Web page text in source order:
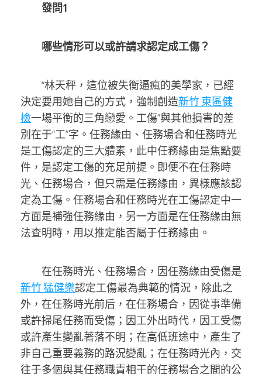
發問1
哪些情形可以或許請求認定成工傷？
“林天秤，這位被失衡逼瘋的美學家，已經
決定要用她自己的方式，強制創造新竹 東區健
檢一場平衡的三角戀愛。工傷”與其他損害的差
別在于“工”字。任務緣由、任務場合和任務時光
是工傷認定的三大體素，此中任務緣由是焦點要
件，是認定工傷的充足前提。即便不在任務時
光、任務場合，但只需是任務緣由，異樣應該認
定為工傷。任務場合和任務時光在工傷認定中一
方面是補強任務緣由，另一方面是在任務緣由無
法查明時，用以推定能否屬于任務緣由。
在任務時光、任務場合，因任務緣由受傷是
新竹 猛健樂認定工傷最為典範的情況，除此之
外，在任務時光前后，在任務場合，因從事準備
或許掃尾任務而受傷；因工外出時代，因工受傷
或許產生變亂著落不明；在高低班途中，產生了
非自己重要義務的路況變亂；在任務時光內，交
往于多個與其任務職責相干的任務場合之間的公